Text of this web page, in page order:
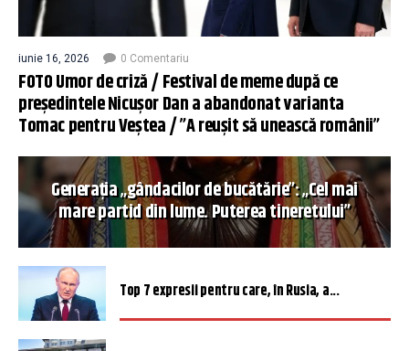
iunie 16, 2026 0 Comentariu
FOTO Umor de criză / Festival de meme după ce
președintele Nicușor Dan a abandonat varianta
Tomac pentru Veștea / ”A reușit să unească românii”
Generația „gândacilor de bucătărie”: „Cel mai
mare partid din lume. Puterea tineretului”
Top 7 expresii pentru care, în Rusia, a...